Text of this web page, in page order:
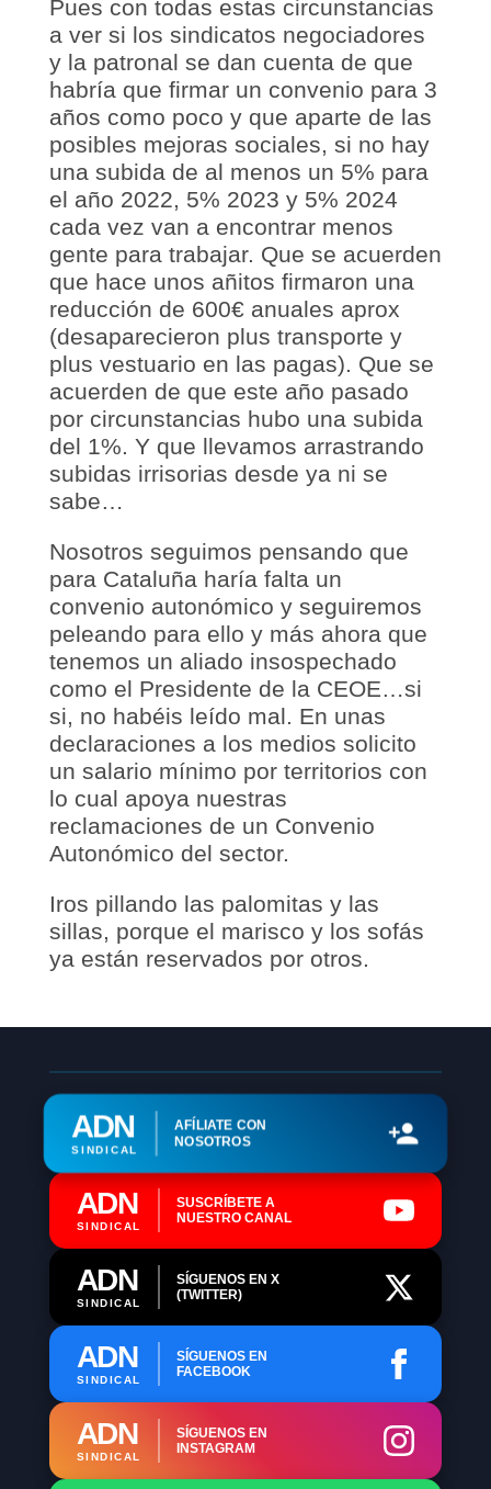
Pues con todas estas circunstancias
a ver si los sindicatos negociadores
y la patronal se dan cuenta de que
habría que firmar un convenio para 3
años como poco y que aparte de las
posibles mejoras sociales, si no hay
una subida de al menos un 5% para
el año 2022, 5% 2023 y 5% 2024
cada vez van a encontrar menos
gente para trabajar. Que se acuerden
que hace unos añitos firmaron una
reducción de 600€ anuales aprox
(desaparecieron plus transporte y
plus vestuario en las pagas). Que se
acuerden de que este año pasado
por circunstancias hubo una subida
del 1%. Y que llevamos arrastrando
subidas irrisorias desde ya ni se
sabe…
Nosotros seguimos pensando que
para Cataluña haría falta un
convenio autonómico y seguiremos
peleando para ello y más ahora que
tenemos un aliado insospechado
como el Presidente de la CEOE…si
si, no habéis leído mal. En unas
declaraciones a los medios solicito
un salario mínimo por territorios con
lo cual apoya nuestras
reclamaciones de un Convenio
Autonómico del sector.
Iros pillando las palomitas y las
sillas, porque el marisco y los sofás
ya están reservados por otros.
ADN
SINDICAL
AFÍLIATE CON
NOSOTROS
ADN
SINDICAL
SUSCRÍBETE A
NUESTRO CANAL
ADN
SINDICAL
SÍGUENOS EN X
(TWITTER)
ADN
SINDICAL
SÍGUENOS EN
FACEBOOK
ADN
SINDICAL
SÍGUENOS EN
INSTAGRAM